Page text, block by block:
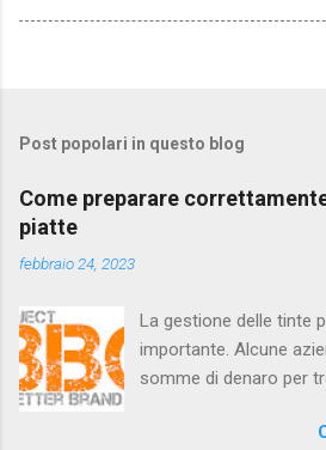
Post popolari in questo blog
Come preparare
piatte
febbraio 24, 2023
La gestione delle tinte
importante. Alcune
somme di denaro per
Quando scelgono il